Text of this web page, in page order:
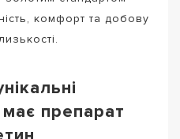
комфорт та добову
має препарат